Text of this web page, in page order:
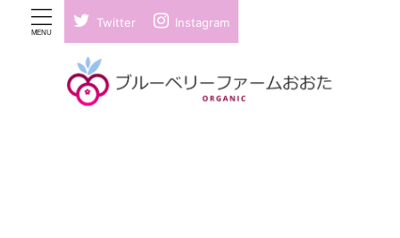
Twitter Instagram